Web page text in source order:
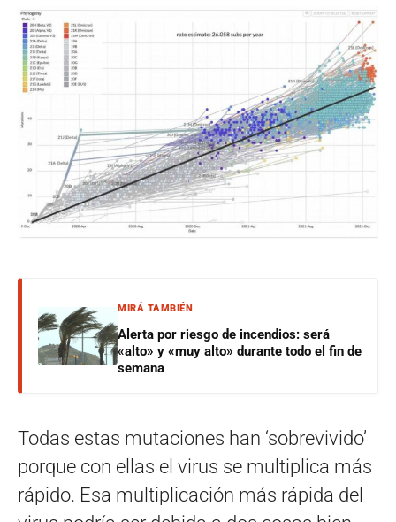
MIRÁ TAMBIÉN
Alerta por riesgo de incendios: será
«alto» y «muy alto» durante todo el fin de
semana
Todas estas mutaciones han ‘sobrevivido’
porque con ellas el virus se multiplica más
rápido. Esa multiplicación más rápida del